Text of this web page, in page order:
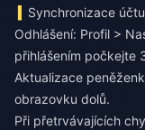
Synchronizace účtu
Odhlášení: Profil >
přihlášením počkejte
Aktualizace
obrazovku dolů.
Při přetrvávajících